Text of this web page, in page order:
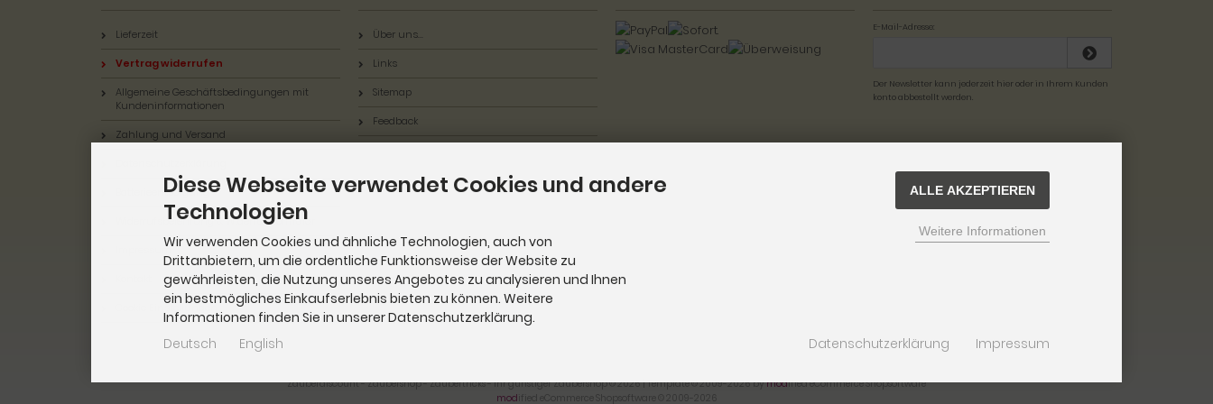
Lieferzeit
Vertrag widerrufen
Allgemeine Geschäftsbedingungen mit
Kundeninformationen
Zahlung und Versand
Batterieentsorgung
Widerrufsbelehrung & Widerrufsformular
Impressum
Cookie Einstellungen
Über uns...
Links
Sitemap
Feedback
E-Mail-Adresse:
Der Newsletter kann jederzeit hier oder in Ihrem Kunden
konto abbestellt werden.
Zauberdiscount - Zaubershop - Zaubertricks - Ihr günstiger Zaubershop © 2026 | Template © 2009-2026 bymodified eCommerce Shopsoftware
mod ified eCommerce Shopsoftware © 2009-2026
Diese Webseite verwendet Cookies und andere
Technologien
Wir verwenden Cookies und ähnliche Technologien, auch von
Drittanbietern, um die ordentliche Funktionsweise der Website zu
gewährleisten, die Nutzung unseres Angebotes zu analysieren und Ihnen
ein bestmögliches Einkaufserlebnis bieten zu können. Weitere
Informationen finden Sie in unserer Datenschutzerklärung.
ALLE AKZEPTIEREN
Weitere Informationen
Deutsch English Datenschutzerklärung Impressum